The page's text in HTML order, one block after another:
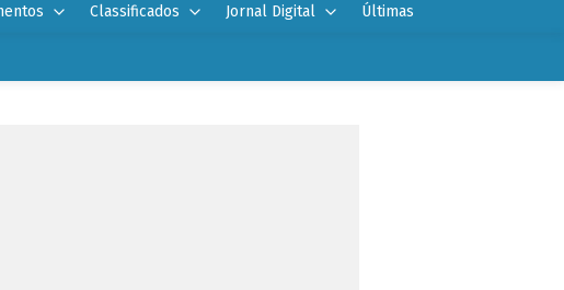
Classificados Jornal Digital Últimas